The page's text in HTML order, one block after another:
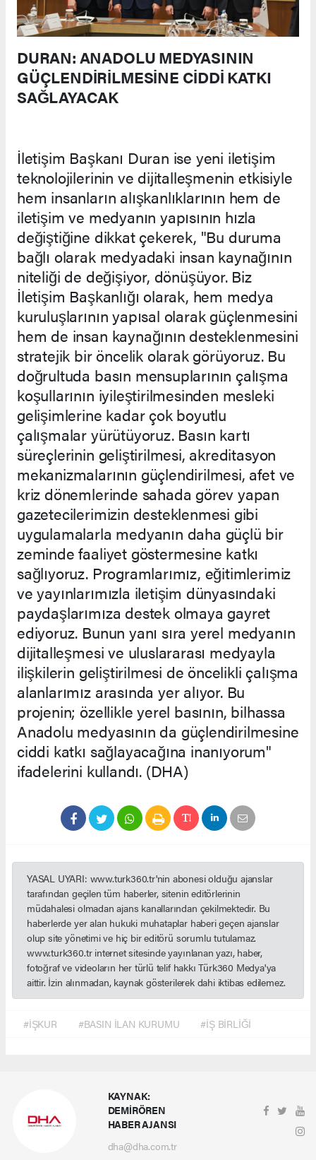
DURAN: ANADOLU MEDYASININ
GÜÇLENDİRİLMESİNE CİDDİ KATKI
SAĞLAYACAK
İletişim Başkanı Duran ise yeni iletişim
teknolojilerinin ve dijitalleşmenin etkisiyle
hem insanların alışkanlıklarının hem de
iletişim ve medyanın yapısının hızla
değiştiğine dikkat çekerek, "Bu duruma
bağlı olarak medyadaki insan kaynağının
niteliği de değişiyor, dönüşüyor. Biz
İletişim Başkanlığı olarak, hem medya
kuruluşlarının yapısal olarak güçlenmesini
hem de insan kaynağının desteklenmesini
stratejik bir öncelik olarak görüyoruz. Bu
doğrultuda basın mensuplarının çalışma
koşullarının iyileştirilmesinden mesleki
gelişimlerine kadar çok boyutlu
çalışmalar yürütüyoruz. Basın kartı
süreçlerinin geliştirilmesi, akreditasyon
mekanizmalarının güçlendirilmesi, afet ve
kriz dönemlerinde sahada görev yapan
gazetecilerimizin desteklenmesi gibi
uygulamalarla medyanın daha güçlü bir
zeminde faaliyet göstermesine katkı
sağlıyoruz. Programlarımız, eğitimlerimiz
ve yayınlarımızla iletişim dünyasındaki
paydaşlarımıza destek olmaya gayret
ediyoruz. Bunun yanı sıra yerel medyanın
dijitalleşmesi ve uluslararası medyayla
ilişkilerin geliştirilmesi de öncelikli çalışma
alanlarımız arasında yer alıyor. Bu
projenin; özellikle yerel basının, bilhassa
Anadolu medyasının da güçlendirilmesine
ciddi katkı sağlayacağına inanıyorum"
ifadelerini kullandı. (DHA)
YASAL UYARI: www.turk360.tr'nin abonesi olduğu ajanslar
tarafından geçilen tüm haberler, sitenin editörlerinin
müdahalesi olmadan ajans kanallarından çekilmektedir. Bu
haberlerde yer alan hukuki muhataplar haberi geçen ajanslar
olup site yönetimi ve hiç bir editörü sorumlu tutulamaz.
www.turk360.tr internet sitesinde yayınlanan yazı, haber,
fotoğraf ve videoların her türlü telif hakkı Türk360 Medya'ya
aittir. İzin alınmadan, kaynak gösterilerek dahi iktibas edilemez.
#İŞKUR #BASIN İLAN KURUMU #İŞ BİRLİĞİ
KAYNAK:
DEMİRÖREN
HABER AJANSI
dha@dha.com.tr